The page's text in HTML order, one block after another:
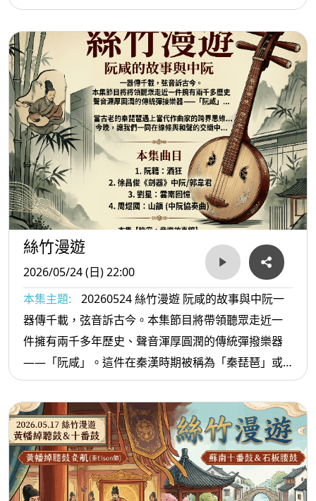
詞》；另一邊則是澎湖海島居民在潮汐與旱地間隨口
吟唱的「常民文學」——《澎湖褒歌》。
絲竹漫遊
2026/05/24 (日) 22:00
本集主題:
20260524 絲竹漫遊 阮咸的故事與中阮一
器傳千載，弦音訴古今。本集節目將帶領聽眾走近一
件擁有兩千多年歷史、聲音渾厚圓潤的傳統彈撥樂器
——「阮咸」。這件在秦漢時期被稱為「秦琵琶」或
「漢琵琶」的古老樂器，歷經魏晉「竹林七賢」的文
人寄託，並在當代迎來了現代民樂的飛躍。本集節目
將透過四首極具里程碑意義的現代作品，展現中阮剛
柔並濟、大氣磅礴的獨特魅力。當古老的秦琵琶遇上
當代作曲家的跨界思維，阮咸將散發出何等動人且耳
目一新的光彩？今晚，讓我們一同在線條與和聲的交